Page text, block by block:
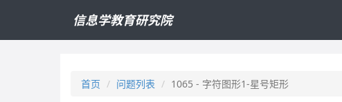
信息学教育研究院
首页 问题列表 1065 - 字符图形1-星号矩形